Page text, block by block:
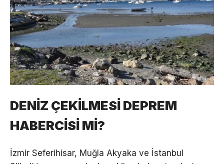
DENİZ ÇEKİLMESİ DEPREM
HABERCİSİ Mİ?
İzmir Seferihisar, Muğla Akyaka ve İstanbul